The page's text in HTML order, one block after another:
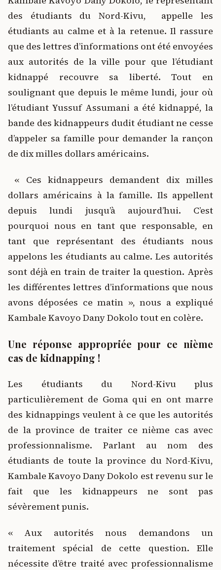
des étudiants du Nord-Kivu, appelle les
étudiants au calme et à la retenue. Il rassure
que des lettres d’informations ont été envoyées
aux autorités de la ville pour que l’étudiant
kidnappé recouvre sa liberté. Tout en
soulignant que depuis le même lundi, jour où
l’étudiant Yussuf Assumani a été kidnappé, la
bande des kidnappeurs dudit étudiant ne cesse
d’appeler sa famille pour demander la rançon
de dix milles dollars américains.
« Ces kidnappeurs demandent dix milles
dollars américains à la famille. Ils appellent
depuis lundi jusqu’à aujourd’hui. C’est
pourquoi nous en tant que responsable, en
tant que représentant des étudiants nous
appelons les étudiants au calme. Les autorités
sont déjà en train de traiter la question. Après
les différentes lettres d’informations que nous
avons déposées ce matin », nous a expliqué
Kambale Kavoyo Dany Dokolo tout en colère.
Une réponse appropriée pour ce nième
cas de kidnapping !
Les étudiants du Nord-Kivu plus
particulièrement de Goma qui en ont marre
des kidnappings veulent à ce que les autorités
de la province de traiter ce nième cas avec
professionnalisme. Parlant au nom des
étudiants de toute la province du Nord-Kivu,
Kambale Kavoyo Dany Dokolo est revenu sur le
fait que les kidnappeurs ne sont pas
sévèrement punis.
« Aux autorités nous demandons un
traitement spécial de cette question. Elle
nécessite d’être traité avec professionnalisme